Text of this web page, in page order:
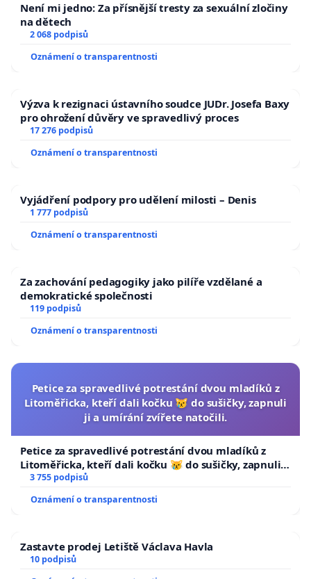
Není mi jedno: Za přísnější tresty za sexuální zločiny
na dětech
2 068 podpisů
Oznámení o transparentnosti
Výzva k rezignaci ústavního soudce JUDr. Josefa Baxy
pro ohrožení důvěry ve spravedlivý proces
17 276 podpisů
Oznámení o transparentnosti
Vyjádření podpory pro udělení milosti – Denis
1 777 podpisů
Oznámení o transparentnosti
Za zachování pedagogiky jako pilíře vzdělané a
demokratické společnosti
119 podpisů
Oznámení o transparentnosti
Petice za spravedlivé potrestání dvou mladíků z
Litoměřicka, kteří dali kočku 😿 do sušičky, zapnuli
ji a umírání zvířete natočili.
Petice za spravedlivé potrestání dvou mladíků z
Litoměřicka, kteří dali kočku 😿 do sušičky, zapnuli ji
a umírání zvířete natočili.
3 755 podpisů
Oznámení o transparentnosti
Zastavte prodej Letiště Václava Havla
10 podpisů